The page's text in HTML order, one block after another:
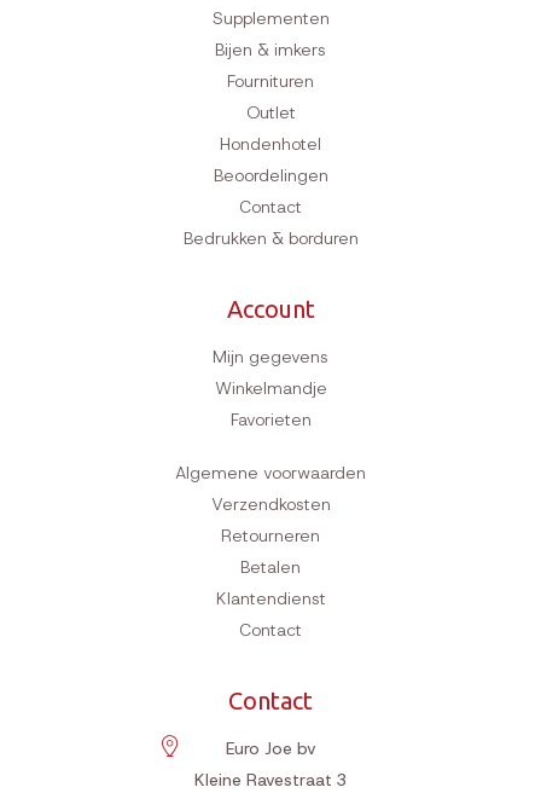
Supplementen
Bijen & imkers
Fournituren
Outlet
Hondenhotel
Beoordelingen
Contact
Bedrukken & borduren
Account
Mijn gegevens
Winkelmandje
Favorieten
Algemene voorwaarden
Verzendkosten
Retourneren
Betalen
Klantendienst
Contact
Contact
Euro Joe bv
Kleine Ravestraat 3